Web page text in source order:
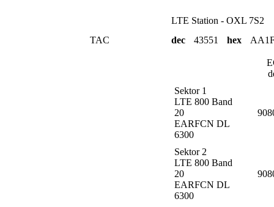
LTE Station - OXL 7S2
TAC
dec 43551 hex
Sektor 1
LTE 800 Band
20
EARFCN DL
6300
Sektor 2
LTE 800 Band
20
EARFCN DL
6300